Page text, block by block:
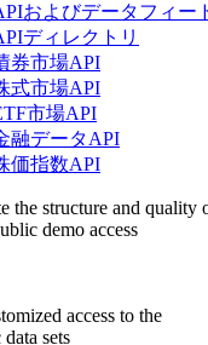
およびデータフィー
ディレクトリ
券市場API
式市場API
市場API
融データAPI
価指数API
the structure and quality
demo access
access to the
sets